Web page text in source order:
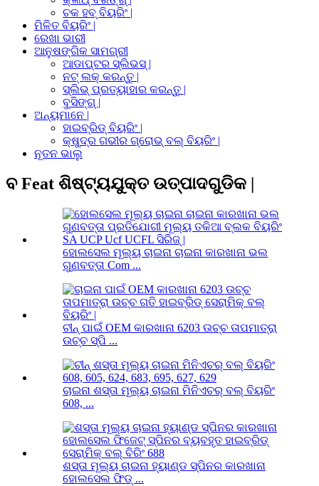
ଚକ ହବ୍ ବିୟରିଂ |
ମିଳିତ ବିୟରିଂ |
ରେଖା ଭାରୀ
ଆନୁଷଙ୍ଗିକ ସାମଗ୍ରୀ
ଆଡାପ୍ଟର ସ୍ଲିଭସ୍ |
ନଟ୍ ଲକ୍ କରନ୍ତୁ |
ସ୍ଲିଭ୍ ପ୍ରତ୍ୟାହାର କରନ୍ତୁ |
ବୁସିଙ୍ଗ୍ |
ଅନ୍ୟମାନେ |
ହାଇବ୍ରିଡ୍ ବିୟରିଂ |
କ୍ଷୁଦ୍ର ଗଭୀର ଗ୍ରୋଭ୍ ବଲ୍ ବିୟରିଂ |
ନୂତନ ଭାଲୁ
ବ Feat ଶିଷ୍ଟ୍ୟଯୁକ୍ତ ଉତ୍ପାଦଗୁଡିକ |
ହୋଲସେଲ ମୂଲ୍ୟ ଚାଇନା ଚାଇନା କାରଖାନା ଭଲ
ଗୁଣବତ୍ତା Com ...
ଚୀନ୍ ପାଇଁ OEM କାରଖାନା 6203 ଉଚ୍ଚ ତାପମାତ୍ରା
ଉଚ୍ଚ ସ୍ପି ...
ଚାଇନା ଶସ୍ତା ମୂଲ୍ୟ ଚାଇନା ମିନିଏଚର୍ ବଲ୍ ବିୟରିଂ
608, ...
ଶସ୍ତା ମୂଲ୍ୟ ଚାଇନା ହ୍ୟାଣ୍ଡ ସ୍ପିନର କାରଖାନା
ହୋଲସେଲ ଫିଡ୍ ...